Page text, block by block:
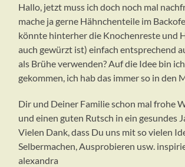
Hallo, jetzt muss ich doch noch mal
mache ja gerne Hähnchenteile im
könnte hinterher die Knochenreste und
auch gewürzt ist) einfach entsprechend
als Brühe verwenden? Auf die Idee bin
gekommen, ich hab das immer so in den
Dir und Deiner Familie schon mal frohe
und einen guten Rutsch in ein gesundes
Vielen Dank, dass Du uns mit so vielen
Selbermachen, Ausprobieren usw.
alexandra